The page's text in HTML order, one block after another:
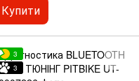
Купити
3
3